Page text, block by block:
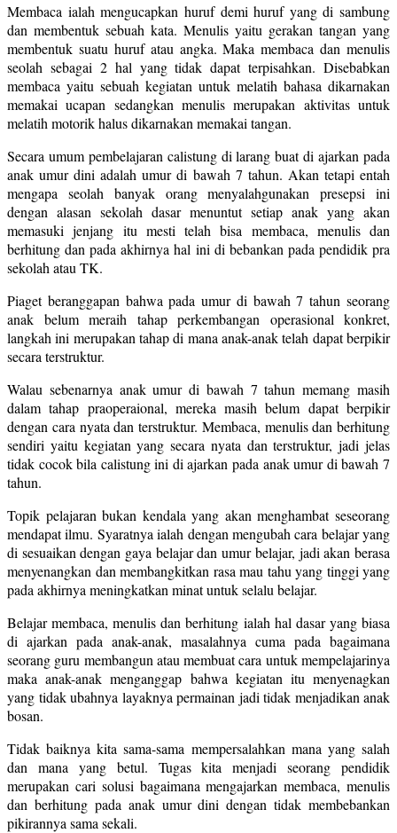
Membaca ialah mengucapkan huruf demi huruf yang di sambung
dan membentuk sebuah kata. Menulis yaitu gerakan tangan yang
membentuk suatu huruf atau angka. Maka membaca dan menulis
seolah sebagai 2 hal yang tidak dapat terpisahkan. Disebabkan
membaca yaitu sebuah kegiatan untuk melatih bahasa dikarnakan
memakai ucapan sedangkan menulis merupakan aktivitas untuk
melatih motorik halus dikarnakan memakai tangan.
Secara umum pembelajaran calistung di larang buat di ajarkan pada
anak umur dini adalah umur di bawah 7 tahun. Akan tetapi entah
mengapa seolah banyak orang menyalahgunakan presepsi ini
dengan alasan sekolah dasar menuntut setiap anak yang akan
memasuki jenjang itu mesti telah bisa membaca, menulis dan
berhitung dan pada akhirnya hal ini di bebankan pada pendidik pra
sekolah atau TK.
Piaget beranggapan bahwa pada umur di bawah 7 tahun seorang
anak belum meraih tahap perkembangan operasional konkret,
langkah ini merupakan tahap di mana anak-anak telah dapat berpikir
secara terstruktur.
Walau sebenarnya anak umur di bawah 7 tahun memang masih
dalam tahap praoperaional, mereka masih belum dapat berpikir
dengan cara nyata dan terstruktur. Membaca, menulis dan berhitung
sendiri yaitu kegiatan yang secara nyata dan terstruktur, jadi jelas
tidak cocok bila calistung ini di ajarkan pada anak umur di bawah 7
tahun.
Topik pelajaran bukan kendala yang akan menghambat seseorang
mendapat ilmu. Syaratnya ialah dengan mengubah cara belajar yang
di sesuaikan dengan gaya belajar dan umur belajar, jadi akan berasa
menyenangkan dan membangkitkan rasa mau tahu yang tinggi yang
pada akhirnya meningkatkan minat untuk selalu belajar.
Belajar membaca, menulis dan berhitung ialah hal dasar yang biasa
di ajarkan pada anak-anak, masalahnya cuma pada bagaimana
seorang guru membangun atau membuat cara untuk mempelajarinya
maka anak-anak menganggap bahwa kegiatan itu menyenagkan
yang tidak ubahnya layaknya permainan jadi tidak menjadikan anak
bosan.
Tidak baiknya kita sama-sama mempersalahkan mana yang salah
dan mana yang betul. Tugas kita menjadi seorang pendidik
merupakan cari solusi bagaimana mengajarkan membaca, menulis
dan berhitung pada anak umur dini dengan tidak membebankan
pikirannya sama sekali.